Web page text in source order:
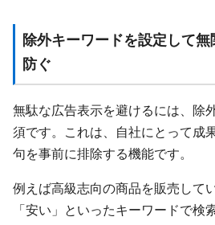
除外キーワードを設定して
防ぐ
無駄な広告表示を避けるには、除
須です。これは、自社にとって成
句を事前に排除する機能です。
例えば高級志向の商品を販売して
「安い」といったキーワードで検